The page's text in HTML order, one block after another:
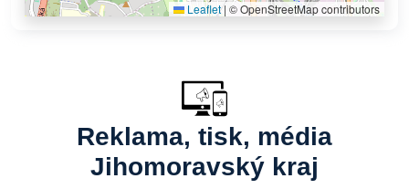
Leaflet | © OpenStreetMap contributors
Reklama, tisk, média
Jihomoravský kraj